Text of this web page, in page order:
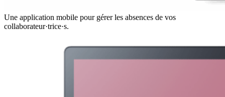
Une application mobile pour gérer les absences de vos
collaborateur·trice·s.